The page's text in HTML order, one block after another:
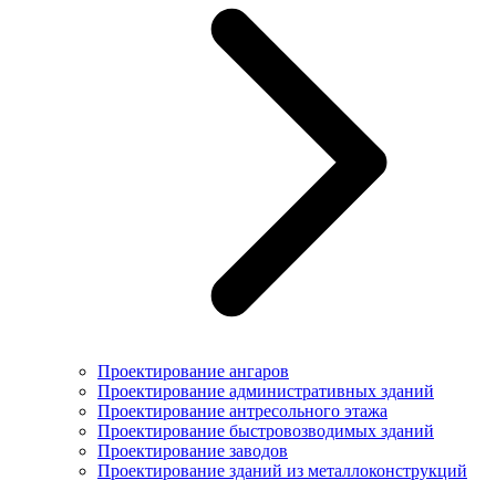
Проектирование ангаров
Проектирование административных зданий
Проектирование антресольного этажа
Проектирование быстровозводимых зданий
Проектирование заводов
Проектирование зданий из металлоконструкций